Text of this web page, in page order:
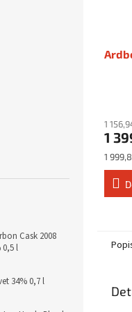
Cask 2008
0,5 l
34% 0,7 l
1
1
Měrná
cena:
1